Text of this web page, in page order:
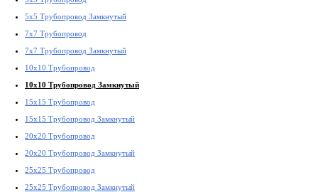
5x5 Трубопровод Замкнутый
7x7 Трубопровод
7x7 Трубопровод Замкнутый
10x10 Трубопровод
10x10 Трубопровод Замкнутый
15x15 Трубопровод
15x15 Трубопровод Замкнутый
20x20 Трубопровод
20x20 Трубопровод Замкнутый
25x25 Трубопровод
25x25 Трубопровод Замкнутый